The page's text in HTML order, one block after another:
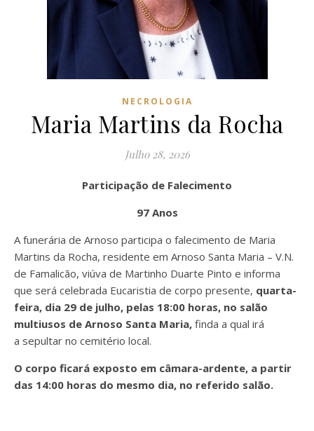
NECROLOGIA
Maria Martins da Rocha
Julho 28, 2026
Participação de Falecimento
97 Anos
A funerária de Arnoso participa o falecimento de Maria
Martins da Rocha, residente em Arnoso Santa Maria – V.N.
de Famalicão, viúva de Martinho Duarte Pinto e informa
que será celebrada Eucaristia de corpo presente, quarta-
feira, dia 29 de julho, pelas 18:00 horas, no salão
multiusos de Arnoso Santa Maria, finda a qual irá
a sepultar no cemitério local.
O corpo ficará exposto em câmara-ardente, a partir
das 14:00 horas do mesmo dia, no referido salão.